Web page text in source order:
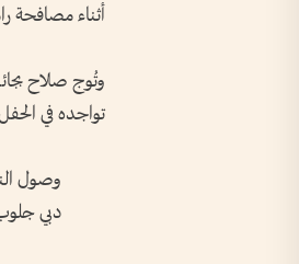
أثناء مصافحة
تواجده في
وصول
دبي